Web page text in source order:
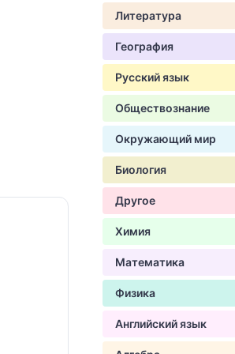
Литература
География
Русский язык
Обществознание
Окружающий мир
Биология
Другое
Химия
Математика
Физика
Английский язык